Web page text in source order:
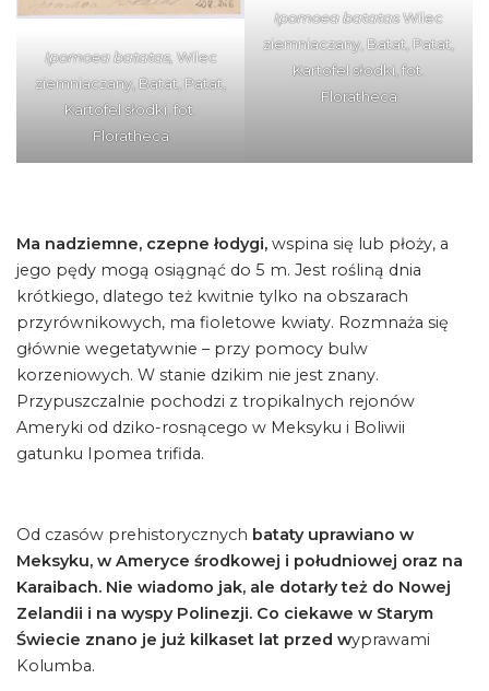
Ipomoea batatas, Wilec
ziemniaczany, Batat, Patat,
Kartofel słodki, fot.
Floratheca
Ipomoea batatasWilec
ziemniaczany, Batat, Patat,
Kartofel słodki, fot.
Floratheca
Ma nadziemne, czepne łodygi, wspina się lub płoży, a
jego pędy mogą osiągnąć do 5 m. Jest rośliną dnia
krótkiego, dlatego też kwitnie tylko na obszarach
przyrównikowych, ma fioletowe kwiaty. Rozmnaża się
głównie wegetatywnie – przy pomocy bulw
korzeniowych. W stanie dzikim nie jest znany.
Przypuszczalnie pochodzi z tropikalnych rejonów
Ameryki od dziko-rosnącego w Meksyku i Boliwii
gatunku Ipomea trifida.
Od czasów prehistorycznych bataty uprawiano w
Meksyku, w Ameryce środkowej i południowej oraz na
Karaibach. Nie wiadomo jak, ale dotarły też do Nowej
Zelandii i na wyspy Polinezji. Co ciekawe w Starym
Świecie znano je już kilkaset lat przed wyprawami
Kolumba.